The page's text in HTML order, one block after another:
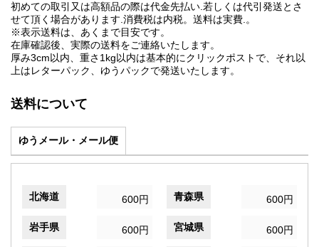
初めての取引又は高額品の際は代金先払い.若しくは代引発送とさ
せて頂く場合があります.消費税は内税。送料は実費.。
※表示送料は、あくまで目安です。
在庫確認後、実際の送料をご連絡いたします。
厚み3cm以内、重さ1kg以内は基本的にクリックポストで、それ以
上はレターパック、ゆうパックで発送いたします。
送料について
ゆうメール・メール便
北海道 600円 青森県 600円
岩手県 600円 宮城県 600円